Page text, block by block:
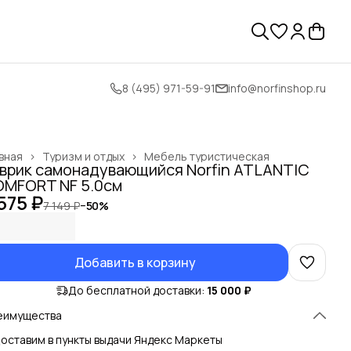
8 (495) 971-59-91 info@norfinshop.ru
Мебель туристическая
Туризм и отдых ›
›
самонадувающийся Norfin ATLANTIC
NF 5.0см
₽7 149 ₽−50%
Добавить в корзину
До бесплатной доставки: 15 000 ₽
в пункты выдачи Яндекс Маркеты